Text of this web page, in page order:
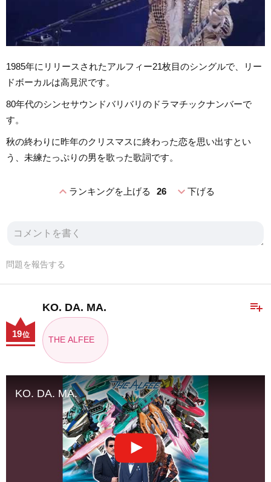
1985年にリリースされたアルフィー21枚目のシングルで、リー
ドボーカルは高見沢です。
80年代のシンセサウンドバリバリのドラマチックナンバーで
す。
秋の終わりに昨年のクリスマスに終わった恋を思い出すとい
う、未練たっぷりの男を歌った歌詞です。
expand_lessランキングを上げる 26 expand_more下げる
問題を報告する
playlist_add
KO. DA. MA.
THE ALFEE
19位
KO. DA. MA.